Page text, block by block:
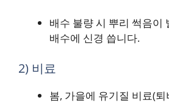
배수 불량 시 뿌리 썩음이
배수에 신경 씁니다.
2) 비료
봄, 가을에 유기질 비료(